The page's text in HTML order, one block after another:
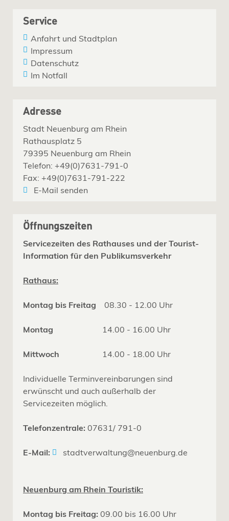
Service
Anfahrt und Stadtplan
Impressum
Datenschutz
Im Notfall
Adresse
Stadt Neuenburg am Rhein
Rathausplatz 5
79395 Neuenburg am Rhein
Telefon: +49(0)7631-791-0
Fax: +49(0)7631-791-222
E-Mail senden
Öffnungszeiten
Servicezeiten des Rathauses und der Tourist-
Information für den Publikumsverkehr
Rathaus:
Montag bis Freitag 08.30 - 12.00 Uhr
Montag 14.00 - 16.00 Uhr
Mittwoch 14.00 - 18.00 Uhr
Individuelle Terminvereinbarungen sind
erwünscht und auch außerhalb der
Servicezeiten möglich.
Telefonzentrale: 07631/ 791-0
E-Mail: stadtverwaltung@neuenburg.de
Neuenburg am Rhein Touristik:
Montag bis Freitag: 09.00 bis 16.00 Uhr